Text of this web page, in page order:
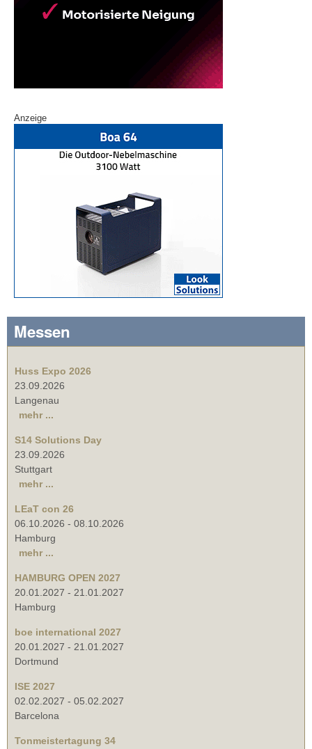
Anzeige
Messen
Huss Expo 2026
23.09.2026
Langenau
mehr ...
S14 Solutions Day
23.09.2026
Stuttgart
mehr ...
LEaT con 26
06.10.2026 - 08.10.2026
Hamburg
mehr ...
HAMBURG OPEN 2027
20.01.2027 - 21.01.2027
Hamburg
boe international 2027
20.01.2027 - 21.01.2027
Dortmund
ISE 2027
02.02.2027 - 05.02.2027
Barcelona
Tonmeistertagung 34